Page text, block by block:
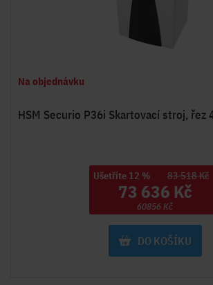
Na objednávku
HSM Securio P36i Skartovací stroj, řez
Ušetříte 12 % 83 518 Kč
73 636 Kč
60856 Kč
DO KOŠÍKU